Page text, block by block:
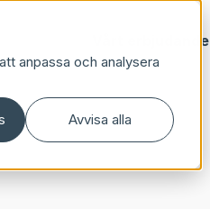
anpassa och analysera
Avvisa alla
Vårt erbjudande